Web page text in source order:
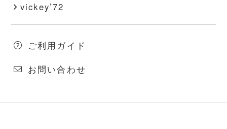
vickey’72
ご利用ガイド
お問い合わせ